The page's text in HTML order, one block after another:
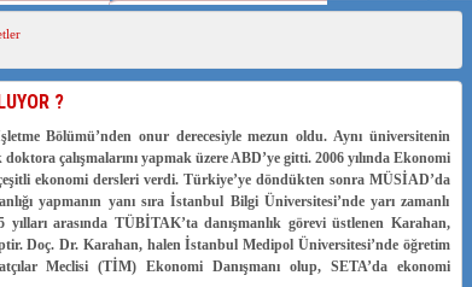
SULTANI MEHMET”DİZİSİNE GARİP SANSÜR VE HADSIZ İHTAR
: TEMMUZ AYI,DOĞU TÜRKİSTAN İÇİN KATLİAM AYI DEĞİLDİR !
?
Bölümü’nden onur derecesiyle mezun oldu. Aynı üniversitenin
çalışmalarını yapmak üzere ABD’ye gitti. 2006 yılında Ekonomi
ekonomi dersleri verdi. Türkiye’ye döndükten sonra MÜSİAD’da
yapmanın yanı sıra İstanbul Bilgi Üniversitesi’nde yarı zamanlı
arasında TÜBİTAK’ta danışmanlık görevi üstlenen Karahan,
Doç. Dr. Karahan, halen İstanbul Medipol Üniversitesi’nde öğretim
Meclisi (TİM) Ekonomi Danışmanı olup, SETA’da ekonomi